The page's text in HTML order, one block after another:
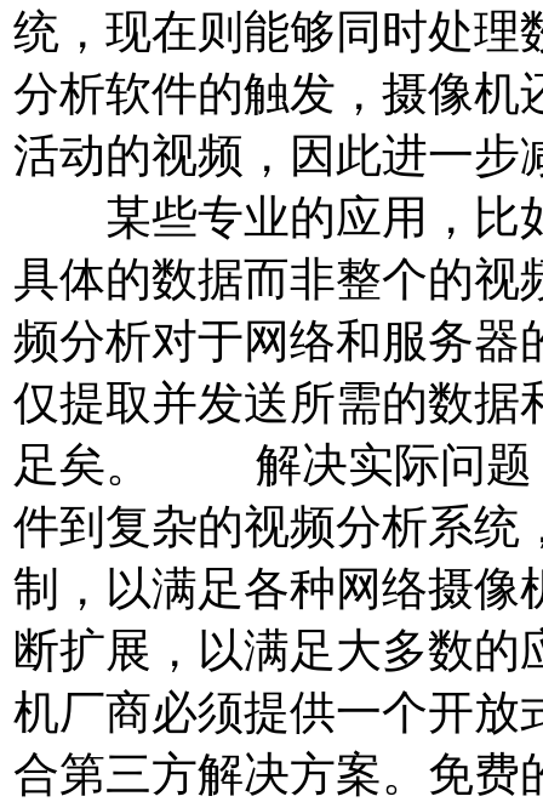
统，现在则能够同时处
分析软件的触发，摄像机
活动的视频，因此进一步
某些专业的应用，比
具体的数据而非整个的视
频分析对于网络和服务器
仅提取并发送所需的数据
足矣。 解决实际问
件到复杂的视频分析系统
制，以满足各种网络摄像
断扩展，以满足大多数的
机厂商必须提供一个开放
合第三方解决方案。免费